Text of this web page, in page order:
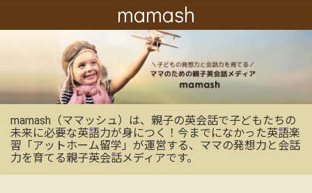
mamash
mamash（ママッシュ）は、親子の英会話で子どもたちの
未来に必要な英語力が身につく！今までになかった英語楽
習「アットホーム留学」が運営する、ママの発想力と会話
力を育てる親子英会話メディアです。